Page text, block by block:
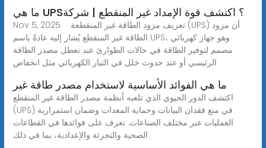
ما هي UPS؟ اكتشف قوة الإمداد غير المنقطع | شركة
Nov 5, 2025 · تعريف مزود الطاقة غير المنقطعة (UPS) أن مزود
الطاقة غير المنقطع يُشار إليه عادةً باسم UPS، وهو جهاز كهربائي
مصمم لتوفير الطاقة في حالات الطوارئ عند تعطل مصدر الطاقة
الرئيسي أو عند حدوث خلل في التيار الكهربائي مثل انخفاض
ما هي الفوائد الأساسية لاستخدام مصدر طاقة غير
اكتشف الدور الحيوي الذي تلعبه أنظمة مصدر الطاقة غير المنقطع
(UPS) في منع فقدان البيانات وحماية المعدات وضمان استمرارية
العمليات عبر مختلف الصناعات. تعرف على فوائدها في القطاعات
الصحية والتجزئة والإعدادية، بما في ذلك